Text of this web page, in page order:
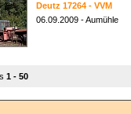
Deutz 17264 - VVM
06.09.2009 - Aumühle
1 - 50